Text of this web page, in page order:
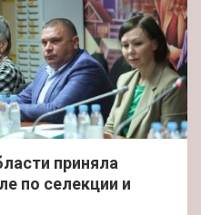
приняла
по селекции и